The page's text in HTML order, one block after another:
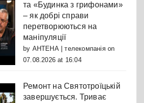
та «Будинка з грифонами»
– як добрі справи
перетворюються на
маніпуляції
by АНТЕНА | телекомпаніяon
07.08.2026 at 16:04
Ремонт на Святотроїцькій
завершується. Триває